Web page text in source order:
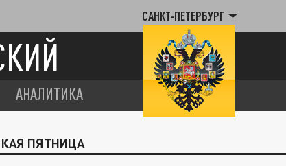
САНКТ-ПЕТЕРБУРГ
АНАЛИТИКА
ПЯТНИЦА